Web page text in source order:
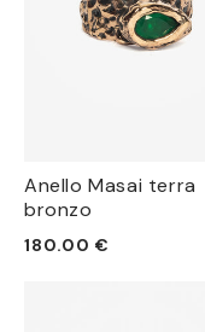
Anello Masai terra
bronzo
Prezzo
180.00 €